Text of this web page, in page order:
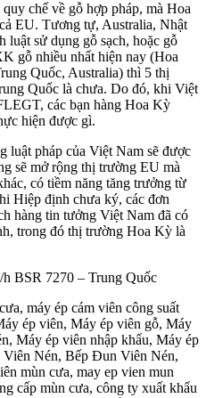
chế về gỗ hợp pháp, mà Hoa
EU. Tương tự, Australia, Nhật
luật sử dụng gỗ sạch, hoặc gỗ
gỗ nhiều nhất hiện nay (Hoa
Quốc, Australia) thì 5 thị
Quốc là chưa. Do đó, khi Việt
các bạn hàng Hoa Kỳ
hiện được gì.
luật pháp của Việt Nam sẽ được
sẽ mở rộng thị trường EU mà
có tiềm năng tăng trưởng từ
Hiệp định chưa ký, các đơn
hàng tin tưởng Việt Nam đã có
trong đó thị trường Hoa Kỳ là
BSR 7270 – Trung Quốc
máy ép cám viên công suất
ép viên, Máy ép viên gỗ, Máy
Máy ép viên nhập khẩu, Máy ép
Nén, Bếp Đun Viên Nén,
mùn cưa, may ep vien mun
cấp mùn cưa, công ty xuất khẩu